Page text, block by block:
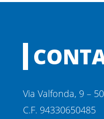
Via Valfonda, 9 –
C.F. 94330650485